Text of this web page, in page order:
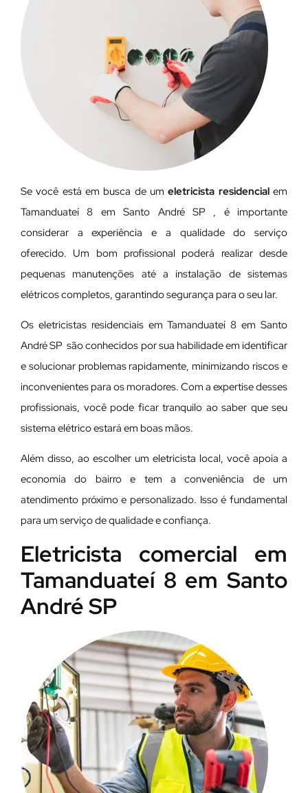
Se você está em busca de umeletricista residencialem
Tamanduateí 8 em Santo André SP , é importante
considerar a experiência e a qualidade do serviço
oferecido. Um bom profissional poderá realizar desde
pequenas manutenções até a instalação de sistemas
elétricos completos, garantindo segurança para o seu lar.
Os eletricistas residenciais em Tamanduateí 8 em Santo
André SP são conhecidos por sua habilidade em identificar
e solucionar problemas rapidamente, minimizando riscos e
inconvenientes para os moradores. Com a expertise desses
profissionais, você pode ficar tranquilo ao saber que seu
sistema elétrico estará em boas mãos.
Além disso, ao escolher um eletricista local, você apoia a
economia do bairro e tem a conveniência de um
atendimento próximo e personalizado. Isso é fundamental
para um serviço de qualidade e confiança.
Eletricista comercial em
Tamanduateí 8 em Santo
André SP